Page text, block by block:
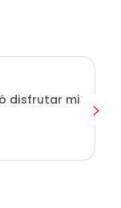
disfrutar mi